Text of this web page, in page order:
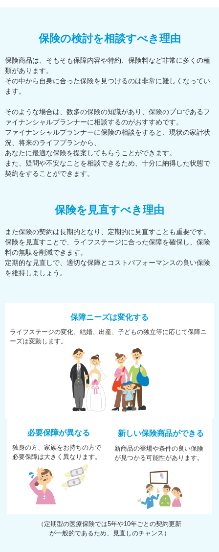
保険の検討を相談すべき理由
保険商品は、そもそも保障内容や特約、保険料など非常に多くの種
類があります。
その中から自身に合った保険を見つけるのは非常に難しくなってい
ます。
そのような場合は、数多の保険の知識があり、保険のプロであるフ
ァイナンシャルプランナーに相談するのがおすすめです。
ファイナンシャルプランナーに保険の相談をすると、現状の家計状
況、将来のライフプランから、
あなたに最適な保険を提案してもらうことができます。
また、疑問や不安なことを相談できるため、十分に納得した状態で
契約をすることができます。
保険を見直すべき理由
また保険の契約は長期的となり、定期的に見直すことも重要です。
保険を見直すことで、ライフステージに合った保障を確保し、保険
料の無駄を削減できます。
定期的な見直しで、適切な保障とコストパフォーマンスの良い保険
を維持しましょう。
保障ニーズは変化する
ライフステージの変化、結婚、 出産、子どもの独立等に応じて保障ニ
ーズは変動します。
必要保障が異なる
独身の方、家族をお持ちの方で
必要保障は大きく異なります。
新しい保険商品ができる
新商品の登場や条件の良い保険
が見つかる可能性があります。
（定期型の医療保険では5年や10年ごとの契約更新
が一般的であるため、見直しのチャンス）